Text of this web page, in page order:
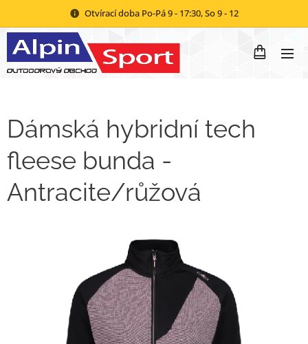
Otvírací doba Po-Pá 9 - 17:30, So 9 - 12
Dámská hybridní tech
fleese bunda -
Antracite/růžová